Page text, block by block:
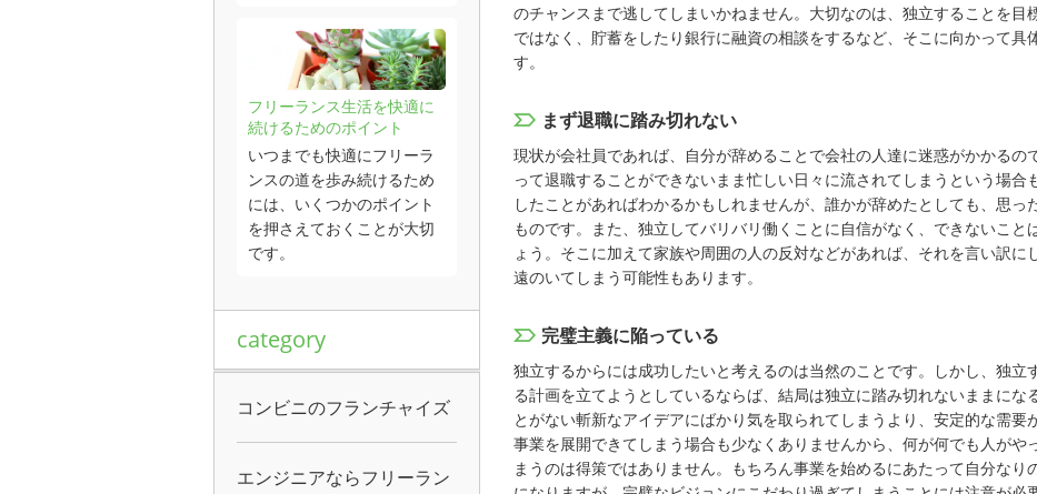
のチャンスまで逃してしまいかねません。大切なのは、独立することを目
ではなく、貯蓄をしたり銀行に融資の相談をするなど、そこに向かって具
す。
まず退職に踏み切れない
現状が会社員であれば、自分が辞めることで会社の人達に迷惑がかかるの
って退職することができないまま忙しい日々に流されてしまうという場
したことがあればわかるかもしれませんが、誰かが辞めたとしても、思っ
ものです。また、独立してバリバリ働くことに自信がなく、できないこと
ょう。そこに加えて家族や周囲の人の反対などがあれば、それを言い訳
遠のいてしまう可能性もあります。
完璧主義に陥っている
独立するからには成功したいと考えるのは当然のことです。しかし、独立
る計画を立てようとしているならば、結局は独立に踏み切れないままにな
とがない斬新なアイデアにばかり気を取られてしまうより、安定的な需要
事業を展開できてしまう場合も少なくありませんから、何が何でも人がや
まうのは得策ではありません。もちろん事業を始めるにあたって自分な
フリーランス生活を快適に
続けるためのポイント
いつまでも快適にフリーラ
ンスの道を歩み続けるため
には、いくつかのポイント
を押さえておくことが大切
です。
category
コンビニのフランチャイズ
エンジニアならフリーラン